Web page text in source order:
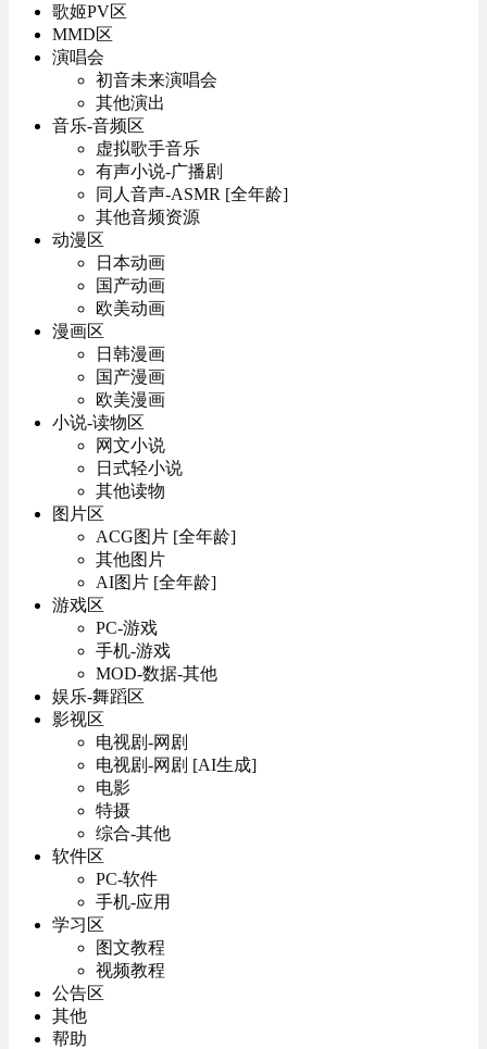
歌姬PV区
MMD区
演唱会
初音未来演唱会
其他演出
音乐-音频区
虚拟歌手音乐
有声小说-广播剧
同人音声-ASMR [全年龄]
其他音频资源
动漫区
日本动画
国产动画
欧美动画
漫画区
日韩漫画
国产漫画
欧美漫画
小说-读物区
网文小说
日式轻小说
其他读物
图片区
ACG图片 [全年龄]
其他图片
AI图片 [全年龄]
游戏区
PC-游戏
手机-游戏
MOD-数据-其他
娱乐-舞蹈区
影视区
电视剧-网剧
电视剧-网剧 [AI生成]
电影
特摄
综合-其他
软件区
PC-软件
手机-应用
学习区
图文教程
视频教程
公告区
其他
帮助